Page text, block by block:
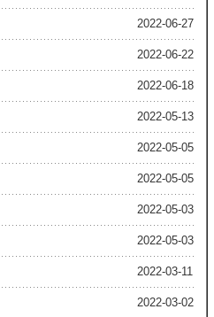
2022-06-27
2022-06-22
2022-06-18
2022-05-13
2022-05-05
2022-05-05
2022-05-03
2022-05-03
2022-03-11
2022-03-02